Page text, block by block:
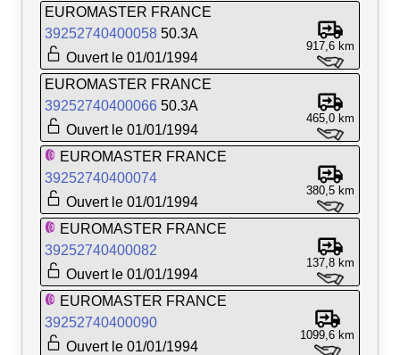
EUROMASTER FRANCE
39252740400058 50.3A
Ouvert le 01/01/1994
917,6 km
EUROMASTER FRANCE
39252740400066 50.3A
Ouvert le 01/01/1994
465,0 km
EUROMASTER FRANCE
39252740400074
Ouvert le 01/01/1994
380,5 km
EUROMASTER FRANCE
39252740400082
Ouvert le 01/01/1994
137,8 km
EUROMASTER FRANCE
39252740400090
Ouvert le 01/01/1994
1099,6 km